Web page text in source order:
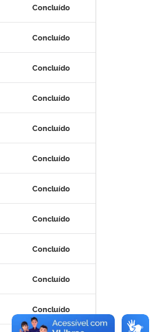
Concluído
Concluído
Concluído
Concluído
Concluído
Concluído
Concluído
Concluído
Concluído
Concluído
Concluído